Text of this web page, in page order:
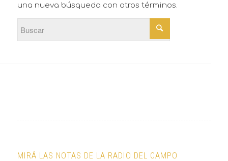
una nueva búsqueda con otros términos.
MIRÁ LAS NOTAS DE LA RADIO DEL CAMPO